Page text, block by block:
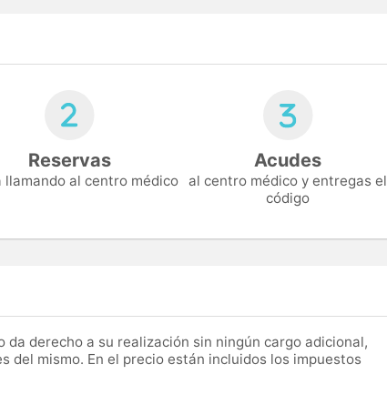
Reservas
llamando al centro médico
Acudes
al centro médico y entregas el
código
da derecho a su realización sin ningún cargo adicional,
del mismo. En el precio están incluidos los impuestos